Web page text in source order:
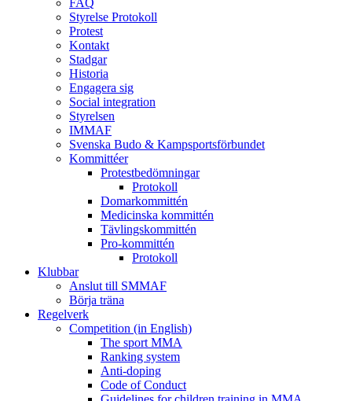
FAQ
Styrelse Protokoll
Protest
Kontakt
Stadgar
Historia
Engagera sig
Social integration
Styrelsen
IMMAF
Svenska Budo & Kampsportsförbundet
Kommittéer
Protestbedömningar
Protokoll
Domarkommittén
Medicinska kommittén
Tävlingskommittén
Pro-kommittén
Protokoll
Klubbar
Anslut till SMMAF
Börja träna
Regelverk
Competition (in English)
The sport MMA
Ranking system
Anti-doping
Code of Conduct